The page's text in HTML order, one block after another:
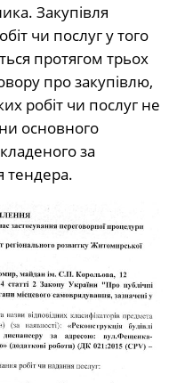
Закупівля
чи послуг у того
протягом трьох
про закупівлю,
робіт чи послуг не
основного
за
тендера.